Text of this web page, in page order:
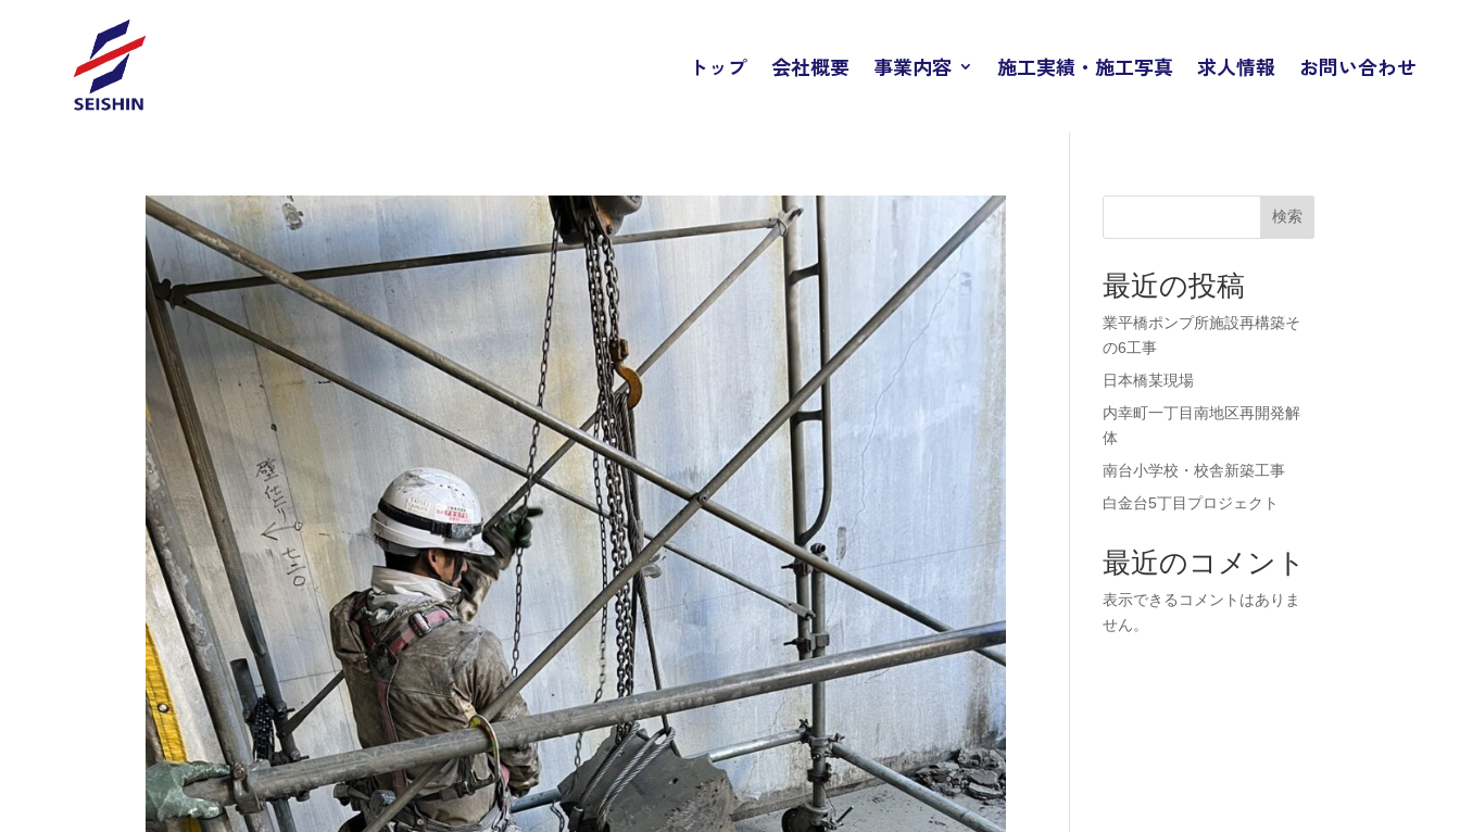
トップ 会社概要 事業内容 施工実績・施工写真 求人情報 お問い合わせ
検索
最近の投稿
業平橋ポンプ所施設再構築そ
の6工事
日本橋某現場
内幸町一丁目南地区再開発解
体
南台小学校・校舎新築工事
白金台5丁目プロジェクト
最近のコメント
表示できるコメントはありま
せん。